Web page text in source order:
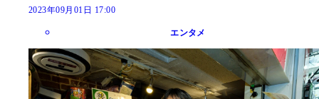
2023年09月01日 17:00
エンタメ